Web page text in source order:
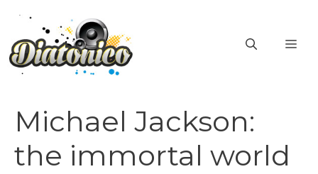
contenuto
Michael Jackson:
the immortal world